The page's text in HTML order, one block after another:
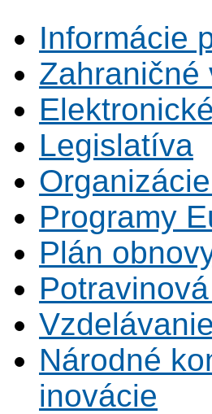
Informácie
Zahraničné
Legislatíva
Programy
Plán
Národné
inovácie